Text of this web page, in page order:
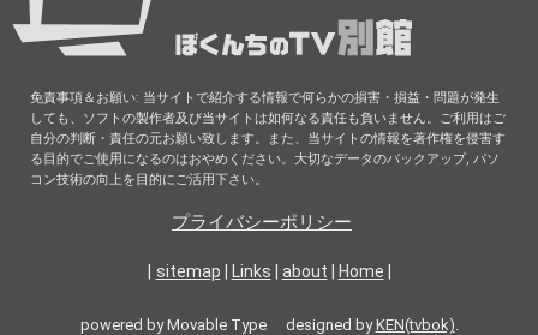
免責事項＆お願い: 当サイトで紹介する情報で何らかの損害・損益・問題が発生
しても、ソフトの製作者及び当サイトは如何なる責任も負いません。ご利用はご
自分の判断・責任の元お願い致します。また、当サイトの情報を著作権を侵害す
る目的でご使用になるのはおやめください。大切なデータのバックアップ, パソ
コン技術の向上を目的にご活用下さい。
プライバシーポリシー
| sitemap | Links | about | Home |
powered by Movable Type designed byKEN(tvbok)